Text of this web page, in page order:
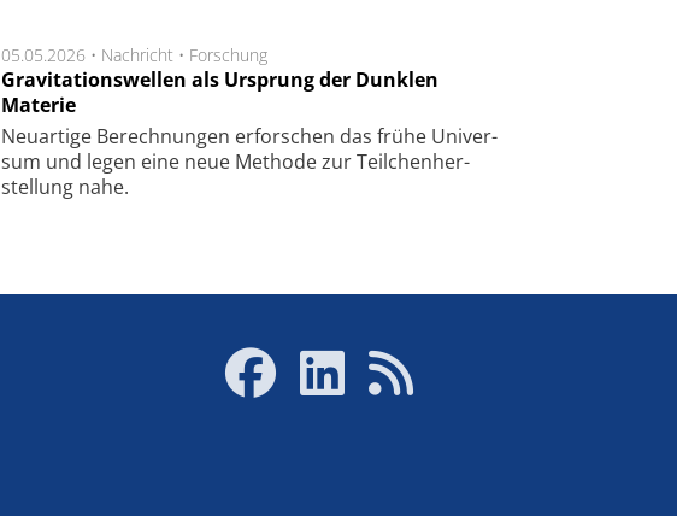
05.05.2026 • Nachricht • Forschung
Gravitationswellen als Ursprung der Dunklen
Materie
Neu­artige Be­rech­nung­en er­for­schen das frü­he Uni­ver­
sum und legen eine neue Me­tho­de zur Teil­chen­her­
stel­lung nahe.